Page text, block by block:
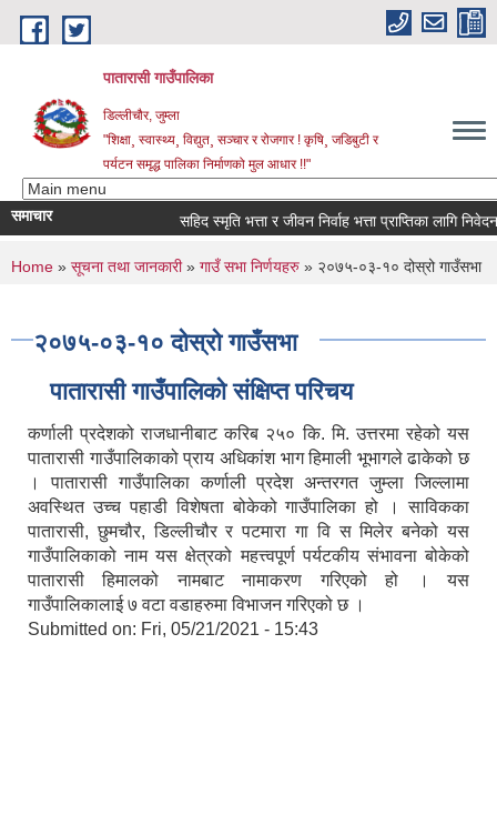
Skip to main content
पातारासी गाउँपालिका
डिल्लीचौर, जुम्ला
"शिक्षा¸ स्वास्थ्य¸ विद्युत¸ सञ्चार र रोजगार ! कृषि¸ जडिबुटी र
पर्यटन समृद्ध पालिका निर्माणको मुल आधार !!"
समाचार सहिद स्मृति भत्ता र जीवन निर्वाह भत्ता प्राप्तिका लागि निवेदन
You are here
Home » सूचना तथा जानकारी» गाउँ सभा निर्णयहरु » २०७५-०३-१० दोस्रो गाउँसभा
२०७५-०३-१० दोस्रो गाउँसभा
पातारासी गाउँपालिको संक्षिप्त परिचय
कर्णाली प्रदेशको राजधानीबाट करिब २५० कि. मि. उत्तरमा रहेको यस
पातारासी गाउँपालिकाको प्राय अधिकांश भाग हिमाली भूभागले ढाकेको छ
। पातारासी गाउँपालिका कर्णाली प्रदेश अन्तरगत जुम्ला जिल्लामा
अवस्थित उच्च पहाडी विशेषता बोकेको गाउँपालिका हो । साविकका
पातारासी, छुमचौर, डिल्लीचौर र पटमारा गा वि स मिलेर बनेको यस
गाउँपालिकाको नाम यस क्षेत्रको महत्त्वपूर्ण पर्यटकीय संभावना बोकेको
पातारासी हिमालको नामबाट नामाकरण गरिएको हो । यस
गाउँपालिकालाई ७ वटा वडाहरुमा विभाजन गरिएको छ ।
Submitted on: Fri, 05/21/2021 - 15:43